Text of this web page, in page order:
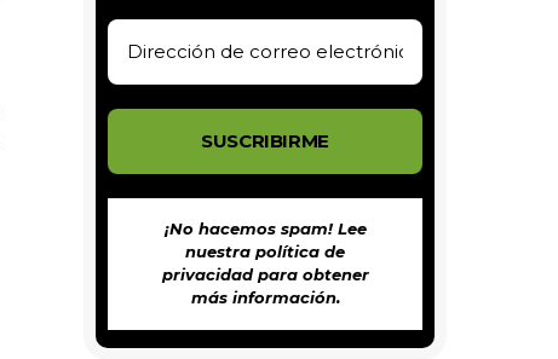
¡No hacemos spam! Lee
nuestra política de
privacidadpara obtener
más información.